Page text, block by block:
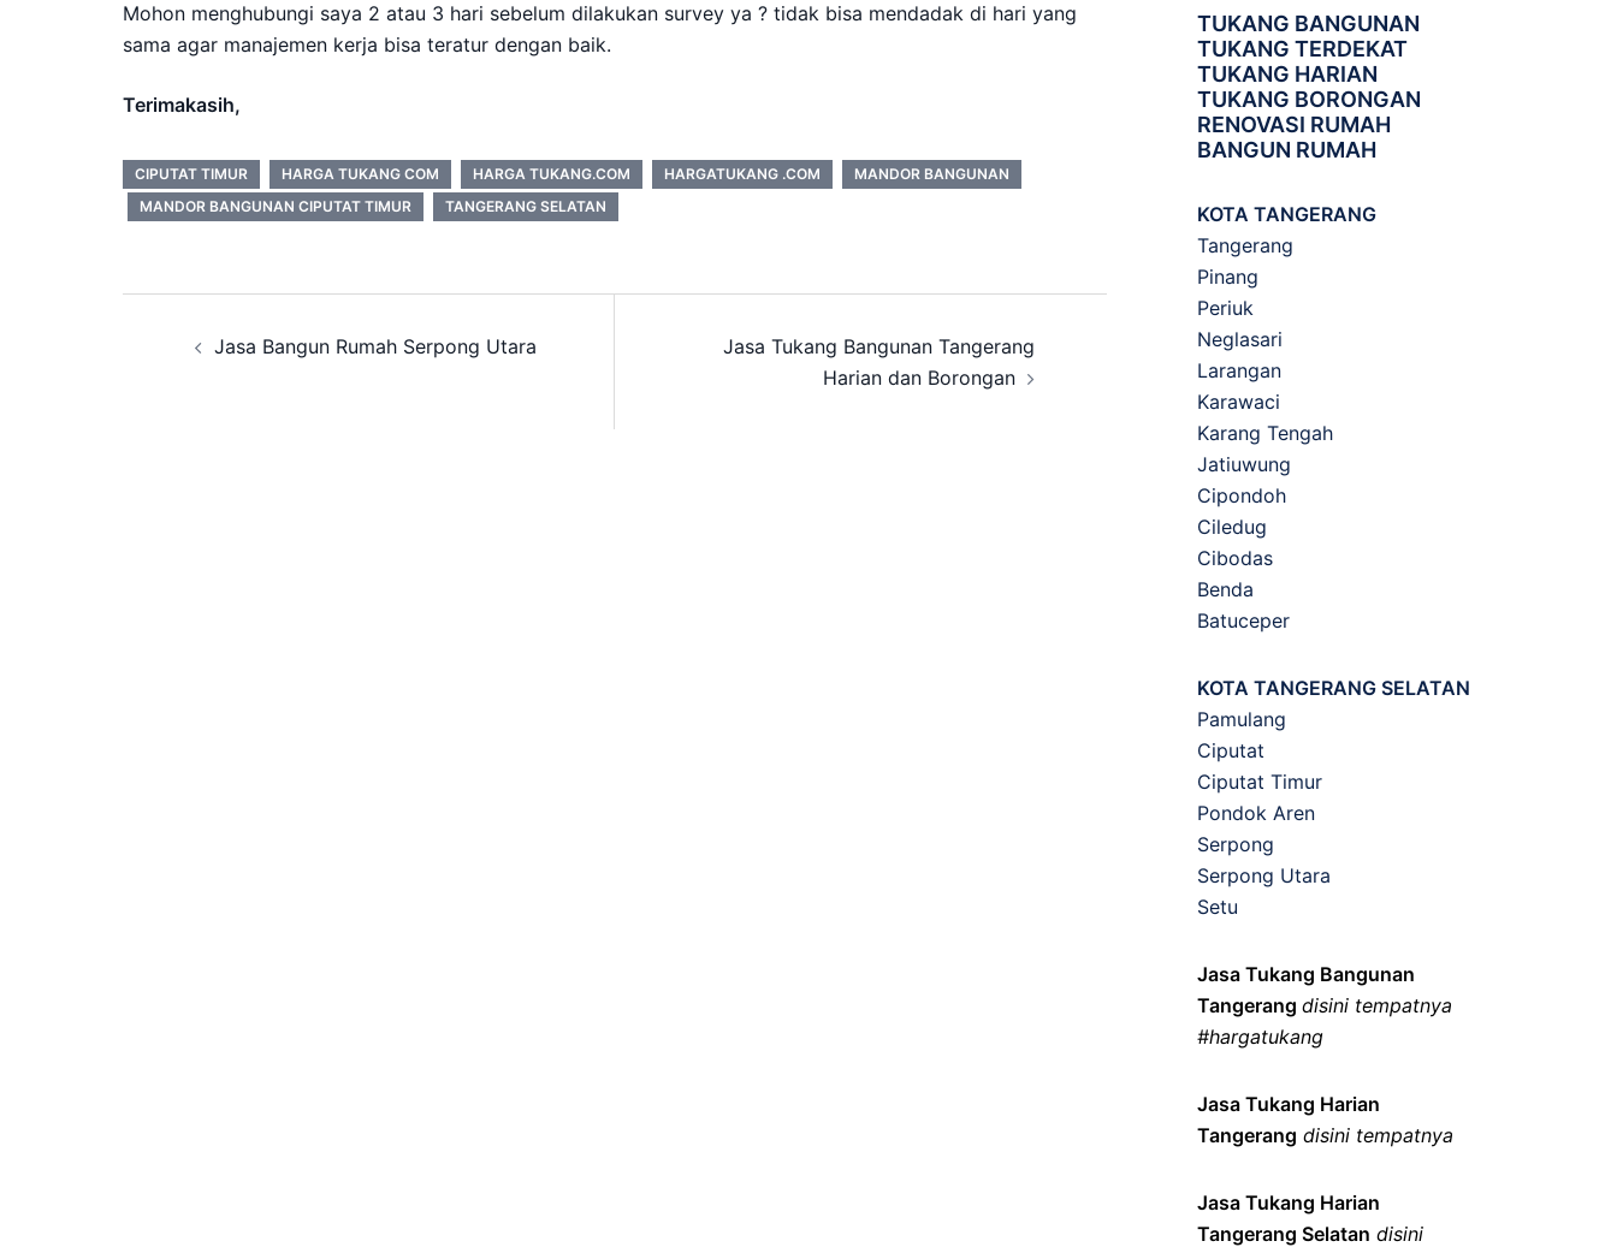
Mohon menghubungi saya 2 atau 3 hari sebelum dilakukan survey ya ? tidak bisa mendadak di hari yang
sama agar manajemen kerja bisa teratur dengan baik.
Terimakasih,
CIPUTAT TIMUR HARGA TUKANG COM HARGA TUKANG.COM HARGATUKANG .COM
MANDOR BANGUNAN
MANDOR BANGUNAN CIPUTAT TIMUR
TANGERANG SELATAN
navigation
Jasa Bangun Rumah Serpong Utara
Jasa Tukang Bangunan Tangerang
Harian dan Borongan
TUKANG BANGUNAN
TUKANG TERDEKAT
TUKANG HARIAN
TUKANG BORONGAN
RENOVASI RUMAH
BANGUN RUMAH
KOTA TANGERANG
Tangerang
Pinang
Periuk
Neglasari
Larangan
Karawaci
Karang Tengah
Jatiuwung
Cipondoh
Ciledug
Cibodas
Benda
Batuceper
KOTA TANGERANG SELATAN
Pamulang
Ciputat
Ciputat Timur
Pondok Aren
Serpong
Serpong Utara
Setu
Jasa Tukang Bangunan
Tangerang disini tempatnya
#hargatukang
Jasa Tukang Harian
Tangerang disini tempatnya
Jasa Tukang Harian
Tangerang Selatan disini